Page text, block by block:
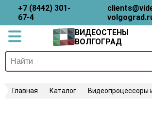
+7 (8442) 301-
67-4
ВИДЕОСТЕНЫ
ВОЛГОГРАД
Главная Каталог Видеопроцессоры